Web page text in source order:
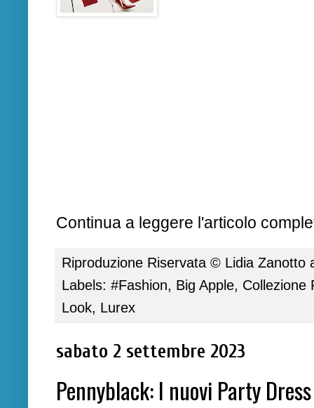
Continua a leggere l'articolo
Riproduzione Riservata © Lidia Zanotto
Labels: #Fashion, Big Apple, Collezione
Look, Lurex
sabato 2 settembre 2023
Pennyblack: I nuovi Party Dress